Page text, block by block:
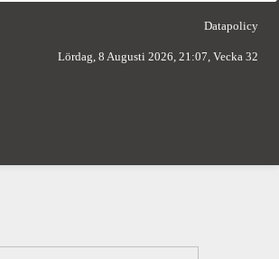
Datapolicy
Lördag, 8 Augusti 2026, 21:07, Vecka 32